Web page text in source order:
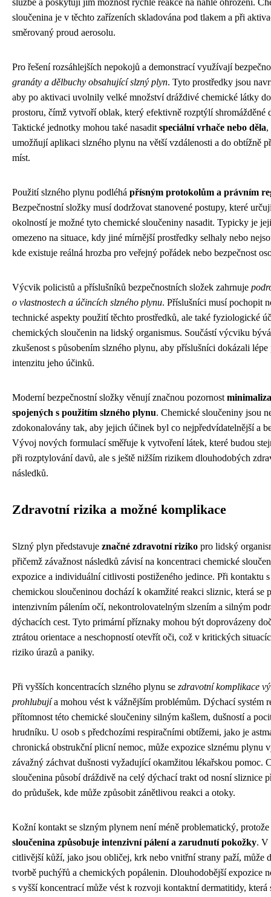
službě a poskytují jim možnost rychlé reakce na náhlé ohrožení.
sloučenina je v těchto zařízeních skladována pod tlakem a při
směrovaný proud aerosolu.
Pro řešení rozsáhlejších nepokojů a demonstrací využívají
granáty a dělbuchy obsahující slzný plyn. Tyto prostředky jsou
aby po aktivaci uvolnily velké množství dráždivé chemické látky
prostoru, čímž vytvoří oblak, který efektivně rozptýlí shromážděné
Taktické jednotky mohou také nasadit speciální vrhače nebo děla,
umožňují aplikaci slzného plynu na větší vzdálenosti a do obtížně
míst.
Použití slzného plynu podléhá přísným protokolům a právním
Bezpečnostní složky musí dodržovat stanovené postupy, které
okolností je možné tyto chemické sloučeniny nasadit. Typicky je
omezeno na situace, kdy jiné mírnější prostředky selhaly nebo
kde existuje reálná hrozba pro veřejný pořádek nebo bezpečnost
Výcvik policistů a příslušníků bezpečnostních složek zahrnuje
o vlastnostech a účincích slzného plynu. Příslušníci musí pochopit
technické aspekty použití těchto prostředků, ale také fyziologické
chemických sloučenin na lidský organismus. Součástí výcviku
zkušenost s působením slzného plynu, aby příslušníci dokázali lépe
intenzitu jeho účinků.
Moderní bezpečnostní složky věnují značnou pozornost
spojených s použitím slzného plynu. Chemické sloučeniny jsou
zdokonalovány tak, aby jejich účinek byl co nejpředvídatelnější a
Vývoj nových formulací směřuje k vytvoření látek, které budou
při rozptylování davů, ale s ještě nižším rizikem dlouhodobých
následků.
Zdravotní rizika a možné komplikace
Slzný plyn představuje značné zdravotní riziko pro lidský
přičemž závažnost následků závisí na koncentraci chemické
expozice a individuální citlivosti postiženého jedince. Při kontaktu
chemickou sloučeninou dochází k okamžité reakci sliznic, která se
intenzivním pálením očí, nekontrolovatelným slzením a silným
dýchacích cest. Tyto primární příznaky mohou být doprovázeny
ztrátou orientace a neschopností otevřít oči, což v kritických
riziko úrazů a paniky.
Při vyšších koncentracích slzného plynu se zdravotní komplikace
prohlubujía mohou vést k vážnějším problémům. Dýchací systém
přítomnost této chemické sloučeniny silným kašlem, dušností a
hrudníku. U osob s předchozími respiračními obtížemi, jako je
chronická obstrukční plicní nemoc, může expozice slznému plynu
závažný záchvat dušnosti vyžadující okamžitou lékařskou pomoc.
sloučenina působí dráždivě na celý dýchací trakt od nosní sliznice
do průdušek, kde může způsobit zánětlivou reakci a otoky.
Kožní kontakt se slzným plynem není méně problematický, protože
sloučenina způsobuje intenzivní pálení a zarudnutí pokožky. V
citlivější kůží, jako jsou obličej, krk nebo vnitřní strany paží, může
tvorbě puchýřů a chemických popálenin. Dlouhodobější expozice
s vyšší koncentrací může vést k rozvoji kontaktní dermatitidy, která